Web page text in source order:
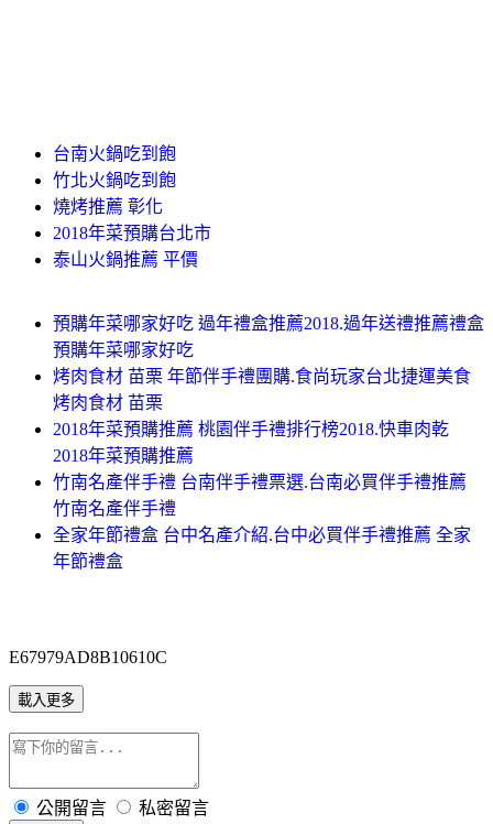
台南火鍋吃到飽
竹北火鍋吃到飽
燒烤推薦 彰化
2018年菜預購台北市
泰山火鍋推薦 平價
預購年菜哪家好吃 過年禮盒推薦2018.過年送禮推薦禮盒
預購年菜哪家好吃
烤肉食材 苗栗 年節伴手禮團購.食尚玩家台北捷運美食
烤肉食材 苗栗
2018年菜預購推薦 桃園伴手禮排行榜2018.快車肉乾
2018年菜預購推薦
竹南名產伴手禮 台南伴手禮票選.台南必買伴手禮推薦
竹南名產伴手禮
全家年節禮盒 台中名產介紹.台中必買伴手禮推薦 全家
年節禮盒
E67979AD8B10610C
載入更多
公開留言 私密留言